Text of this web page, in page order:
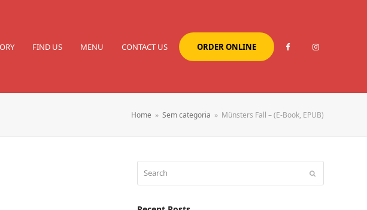
FIND US MENU CONTACT US ORDER ONLINE
Home » Sem categoria » Münsters Fall – (E-Book, EPUB)